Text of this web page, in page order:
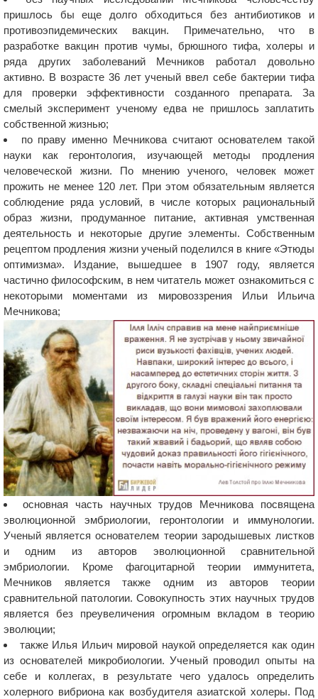
пришлось бы еще долго обходиться без антибиотиков и
противоэпидемических вакцин. Примечательно, что в
разработке вакцин против чумы, брюшного тифа, холеры и
ряда других заболеваний Мечников работал довольно
активно. В возрасте 36 лет ученый ввел себе бактерии тифа
для проверки эффективности созданного препарата. За
смелый эксперимент ученому едва не пришлось заплатить
собственной жизнью;
по праву именно Мечникова считают основателем такой
науки как геронтология, изучающей методы продления
человеческой жизни. По мнению ученого, человек может
прожить не менее 120 лет. При этом обязательным является
соблюдение ряда условий, в числе которых рациональный
образ жизни, продуманное питание, активная умственная
деятельность и некоторые другие элементы. Собственным
рецептом продления жизни ученый поделился в книге «Этюды
оптимизма». Издание, вышедшее в 1907 году, является
частично философским, в нем читатель может ознакомиться с
некоторыми моментами из мировоззрения Ильи Ильича
Мечникова;
основная часть научных трудов Мечникова посвящена
эволюционной эмбриологии, геронтологии и иммунологии.
Ученый является основателем теории зародышевых листков
и одним из авторов эволюционной сравнительной
эмбриологии. Кроме фагоцитарной теории иммунитета,
Мечников является также одним из авторов теории
сравнительной патологии. Совокупность этих научных трудов
является без преувеличения огромным вкладом в теорию
эволюции;
также Илья Ильич мировой наукой определяется как один
из основателей микробиологии. Ученый проводил опыты на
себе и коллегах, в результате чего удалось определить
холерного вибриона как возбудителя азиатской холеры. Под